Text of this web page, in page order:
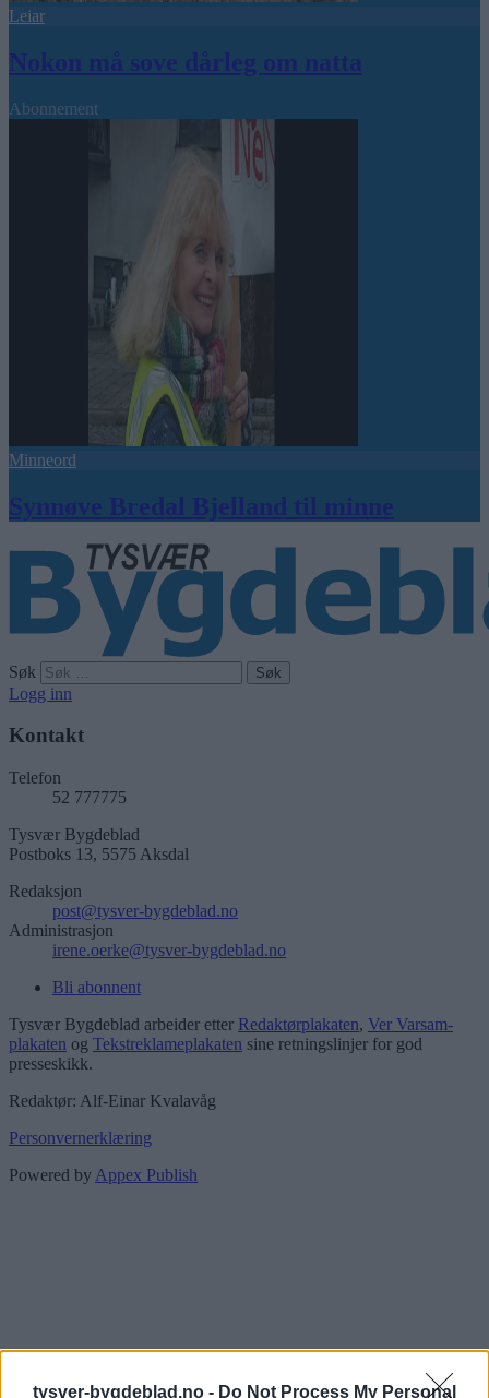
tysver-bygdeblad.no - Do Not Process My Personal
Leiar
Nokon må sove dårleg om natta
Abonnement
Minneord
Synnøve Bredal Bjelland til minne
Søk
Logg inn
Kontakt
Telefon
52 777775
Tysvær Bygdeblad
Postboks 13, 5575 Aksdal
Redaksjon
post@tysver-bygdeblad.no
Administrasjon
irene.oerke@tysver-bygdeblad.no
Bli abonnent
Tysvær Bygdeblad arbeider etter Redaktørplakaten, Ver Varsam-
plakaten og Tekstreklameplakaten sine retningslinjer for god
presseskikk.
Redaktør: Alf-Einar Kvalavåg
Personvernerklæring
Powered by Appex Publish